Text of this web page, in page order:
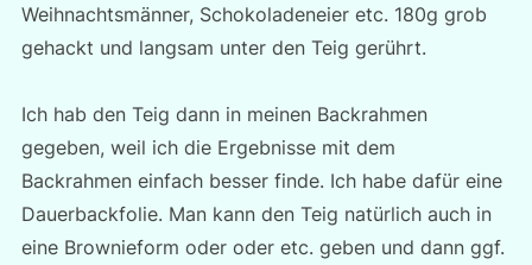
Weihnachtsmänner, Schokoladeneier etc. 180g grob
gehackt und langsam unter den Teig gerührt.
Ich hab den Teig dann in meinen Backrahmen
gegeben, weil ich die Ergebnisse mit dem
Backrahmen einfach besser finde. Ich habe dafür eine
Dauerbackfolie. Man kann den Teig natürlich auch in
eine Brownieform oder oder etc. geben und dann ggf.